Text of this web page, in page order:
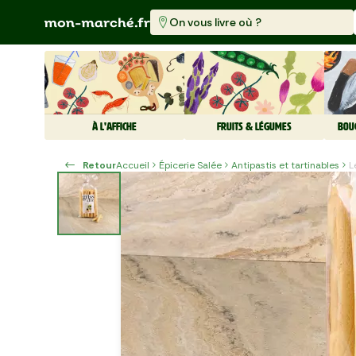
On vous livre où ?
À L'AFFICHE FRUITS & LÉGUMES
RetourAccueil Épicerie Salée Antipastis et tartinables